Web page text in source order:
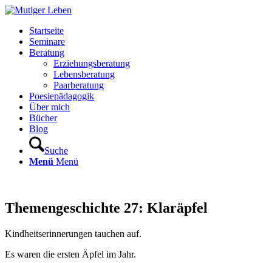
Startseite
Seminare
Beratung
Erziehungsberatung
Lebensberatung
Paarberatung
Poesiepädagogik
Über mich
Bücher
Blog
Suche
Menü Menü
Themengeschichte 27: Klaräpfel
Kindheitserinnerungen tauchen auf.
Es waren die ersten Äpfel im Jahr.